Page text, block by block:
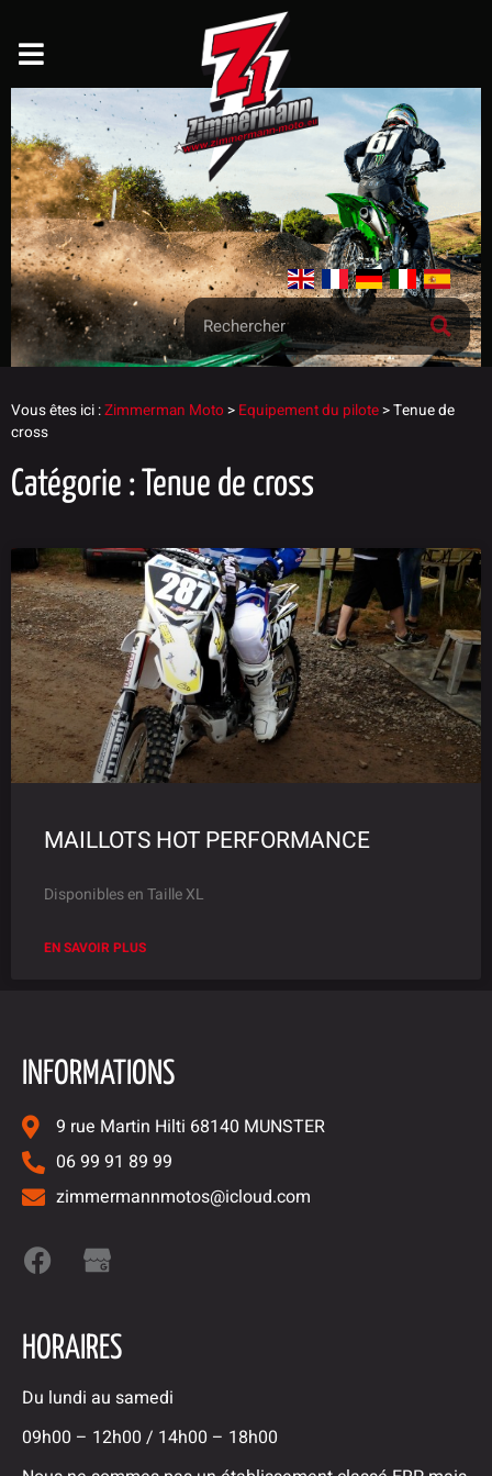
Vous êtes ici :Zimmerman Moto> Equipement du pilote>Tenue de
cross
Catégorie : Tenue de cross
MAILLOTS HOT PERFORMANCE
Disponibles en Taille XL
EN SAVOIR PLUS
INFORMATIONS
9 rue Martin Hilti 68140 MUNSTER
06 99 91 89 99
zimmermannmotos@icloud.com
HORAIRES
Du lundi au samedi
09h00 – 12h00 / 14h00 – 18h00